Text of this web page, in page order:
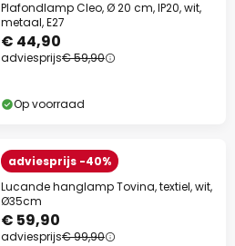
Plafondlamp Cleo, Ø 20 cm, IP20, wit,
metaal, E27
€ 44,90
adviesprijs€ 59,90
Op voorraad
adviesprijs -40%
Lucande hanglamp Tovina, textiel, wit,
Ø35cm
€ 59,90
adviesprijs€ 99,90